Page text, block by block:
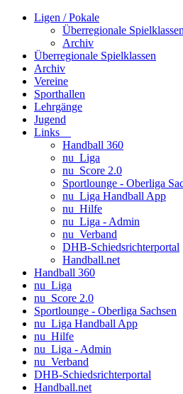
Ligen / Pokale
Überregionale Spielklassen
Archiv
Überregionale Spielklassen
Archiv
Vereine
Sporthallen
Lehrgänge
Jugend
Links
Handball 360
nu_Liga
nu_Score 2.0
Sportlounge - Oberliga
nu_Liga Handball App
nu_Hilfe
nu_Liga - Admin
nu_Verband
DHB-Schiedsrichterportal
Handball.net
Handball 360
nu_Liga
nu_Score 2.0
Sportlounge - Oberliga Sachsen
nu_Liga Handball App
nu_Hilfe
nu_Liga - Admin
nu_Verband
DHB-Schiedsrichterportal
Handball.net